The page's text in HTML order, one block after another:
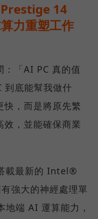
14
力重塑工作
：「AI PC 真的值
底能幫我做什
快，而是將原先繁
效，並能確保商業
載最新的 Intel®
強大的神經處理單
地端 AI 運算能力，